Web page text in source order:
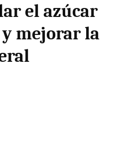
el azúcar
y mejorar la